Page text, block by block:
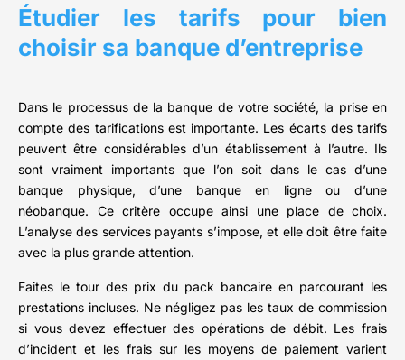
Étudier les tarifs pour bien
choisir sa banque d’entreprise
Dans le processus de la banque de votre société, la prise en
compte des tarifications est importante. Les écarts des tarifs
peuvent être considérables d’un établissement à l’autre. Ils
sont vraiment importants que l’on soit dans le cas d’une
banque physique, d’une banque en ligne ou d’une
néobanque. Ce critère occupe ainsi une place de choix.
L’analyse des services payants s’impose, et elle doit être faite
avec la plus grande attention.
Faites le tour des prix du pack bancaire en parcourant les
prestations incluses. Ne négligez pas les taux de commission
si vous devez effectuer des opérations de débit. Les frais
d’incident et les frais sur les moyens de paiement varient